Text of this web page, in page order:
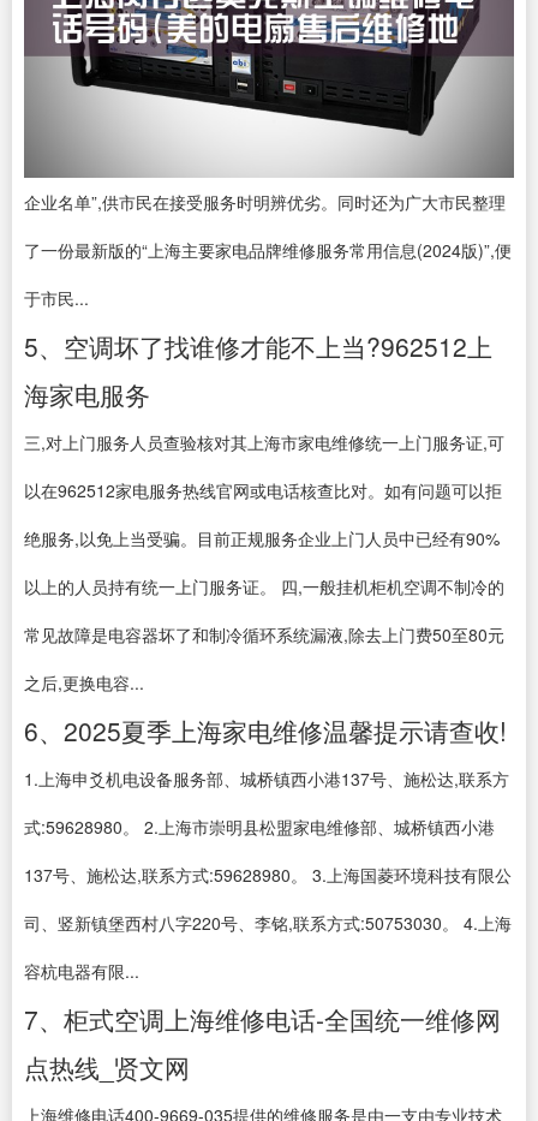
企业名单”,供市民在接受服务时明辨优劣。同时还为广大市民整理
了一份最新版的“上海主要家电品牌维修服务常用信息(2024版)”,便
于市民...
5、空调坏了找谁修才能不上当?962512上
海家电服务
三,对上门服务人员查验核对其上海市家电维修统一上门服务证,可
以在962512家电服务热线官网或电话核查比对。如有问题可以拒
绝服务,以免上当受骗。目前正规服务企业上门人员中已经有90%
以上的人员持有统一上门服务证。 四,一般挂机柜机空调不制冷的
常见故障是电容器坏了和制冷循环系统漏液,除去上门费50至80元
之后,更换电容...
6、2025夏季上海家电维修温馨提示请查收!
1.上海申爻机电设备服务部、城桥镇西小港137号、施松达,联系方
式:59628980。 2.上海市崇明县松盟家电维修部、城桥镇西小港
137号、施松达,联系方式:59628980。 3.上海国菱环境科技有限公
司、竖新镇堡西村八字220号、李铭,联系方式:50753030。 4.上海
容杭电器有限...
7、柜式空调上海维修电话-全国统一维修网
点热线_贤文网
上海维修电话400-9669-035提供的维修服务是由一支由专业技术